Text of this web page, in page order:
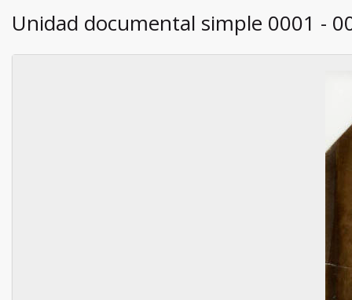
Unidad documental simple 0001 -